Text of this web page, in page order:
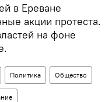
в Ереване
акции протеста.
на фоне
Политика Общество